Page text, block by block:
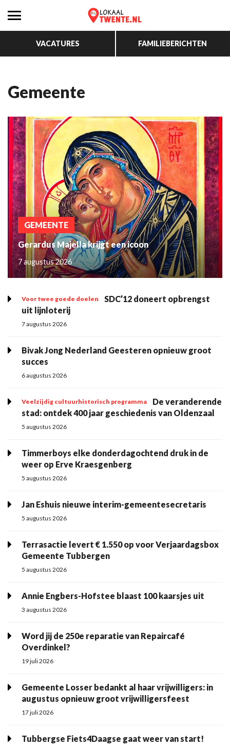
VACATURES FAMILIEBERICHTEN
Gemeente
GEMEENTE
Gerardus Majella krijgt een icoon
7 augustus 2026
Voor twee goede doelen
SDC’12 doneert opbrengst
uit lijnloterij
7 augustus 2026
Bivak Jong Nederland Geesteren opnieuw groot
succes
6 augustus 2026
Veelzijdig cultuurhistorisch programma
De veranderende
stad: ontdek 400 jaar geschiedenis van Oldenzaal
5 augustus 2026
Timmerboys elke donderdagochtend druk in de
weer op Erve Kraesgenberg
5 augustus 2026
Jan Eshuis nieuwe interim-gemeentesecretaris
5 augustus 2026
Terrasactie levert € 1.550 op voor Verjaardagsbox
Gemeente Tubbergen
5 augustus 2026
Annie Engbers-Hofstee blaast 100 kaarsjes uit
3 augustus 2026
Word jij de 250e reparatie van Repaircafé
Overdinkel?
19 juli 2026
Gemeente Losser bedankt al haar vrijwilligers: in
augustus opnieuw groot vrijwilligersfeest
17 juli 2026
Tubbergse Fiets4Daagse gaat weer van start!